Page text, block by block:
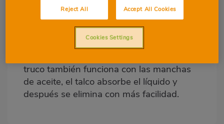
¿Tienes una mancha de grasa que no
sabes cómo eliminar? Prueba a echar talco
encima y deja actuar unos minutos.
Después, frota y retira con un cepillo y
truco también funciona con las manchas
de aceite, el talco absorbe el líquido y
después se elimina con más facilidad.
Reject All Accept All Cookies
Cookies Settings